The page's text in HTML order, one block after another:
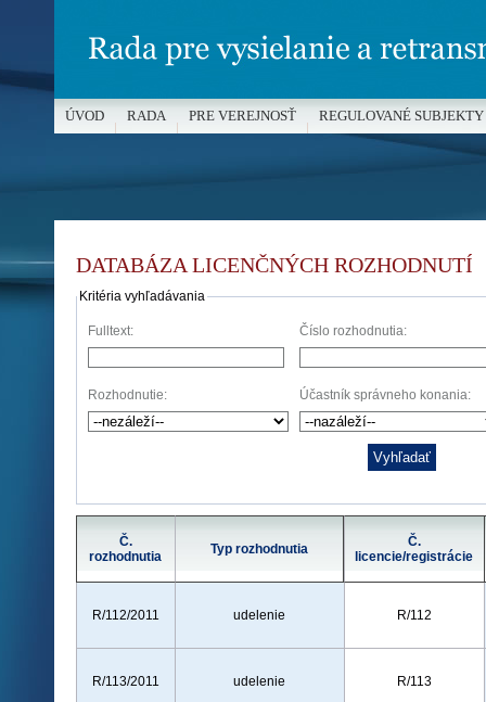
DATABÁZA LICENČNÝCH ROZHODNUTÍ
Kritéria vyhľadávania
Fulltext: Číslo rozhodnutia:
Rozhodnutie: Účastník správneho konania:
Č.
rozhodnutia
Typ rozhodnutia
Č.
licencie/registrácie
R/112/2011 udelenie R/112
R/113/2011 udelenie R/113
ÚVOD RADA PRE VEREJNOSŤ REGULOVANÉ SUBJEKTY